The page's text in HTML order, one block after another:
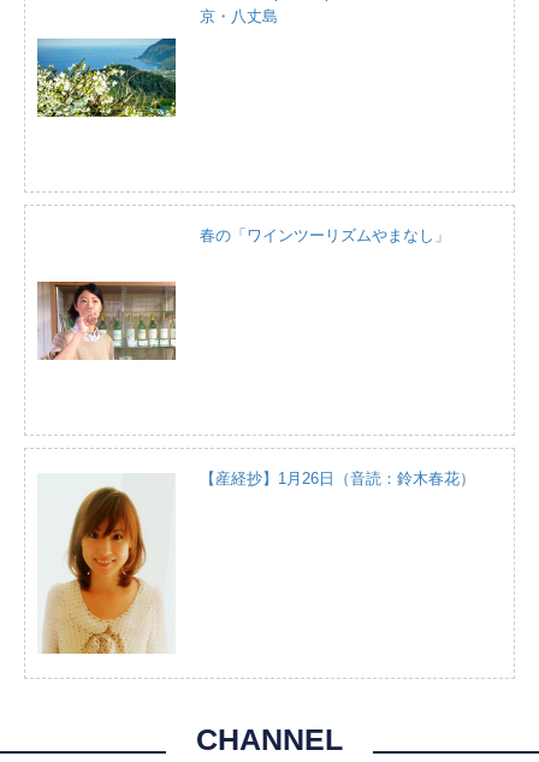
京・八丈島
春の「ワインツーリズムやまなし」
【産経抄】1月26日（音読：鈴木春花）
CHANNEL